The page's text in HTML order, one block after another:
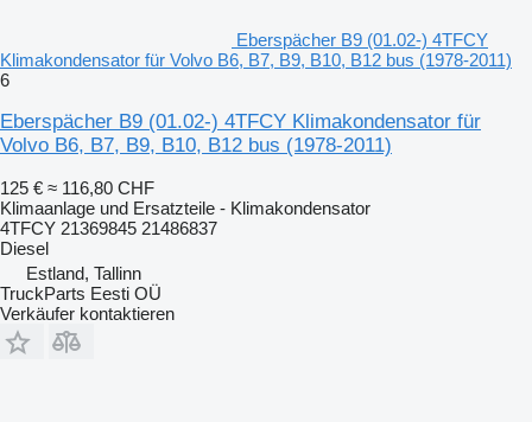
Eberspächer B9 (01.02-) 4TFCY
Klimakondensator für Volvo B6, B7, B9, B10, B12 bus (1978-2011)
6
Eberspächer B9 (01.02-) 4TFCY Klimakondensator für
Volvo B6, B7, B9, B10, B12 bus (1978-2011)
125 € ≈ 116,80 CHF
Klimaanlage und Ersatzteile - Klimakondensator
4TFCY 21369845 21486837
Diesel
Estland, Tallinn
TruckParts Eesti OÜ
Verkäufer kontaktieren